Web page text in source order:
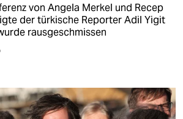
von Angela Merkel und Recep
der türkische Reporter Adil Yigit
rausgeschmissen